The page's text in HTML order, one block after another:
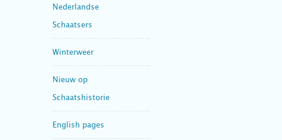
Nederlandse
Schaatsers
Winterweer
Nieuw op
Schaatshistorie
English pages